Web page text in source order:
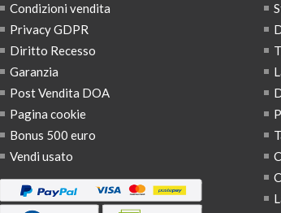
Condizioni vendita
Privacy GDPR
Diritto Recesso
Garanzia
Post Vendita DOA
Pagina cookie
Bonus 500 euro
Vendi usato